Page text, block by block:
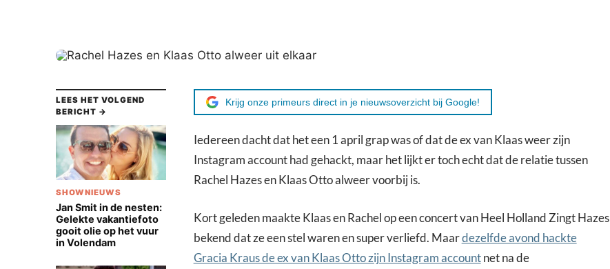
LEES HET VOLGEND
BERICHT →
SHOWNIEUWS
Jan Smit in de nesten:
Gelekte vakantiefoto
gooit olie op het vuur
in Volendam
Krijg onze primeurs direct in je nieuwsoverzicht bij Google!
Iedereen dacht dat het een 1 april grap was of dat de ex van Klaas weer zijn
Instagram account had gehackt, maar het lijkt er toch echt dat de relatie tussen
Rachel Hazes en Klaas Otto alweer voorbij is.
Kort geleden maakte Klaas en Rachel op een concert van Heel Holland Zingt Hazes
bekend dat ze een stel waren en super verliefd. Maardezelfde avond hackte
Gracia Kraus de ex van Klaas Otto zijn Instagram accountnet na de